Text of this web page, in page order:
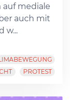
auf mediale
auch mit
w...
PROTEST